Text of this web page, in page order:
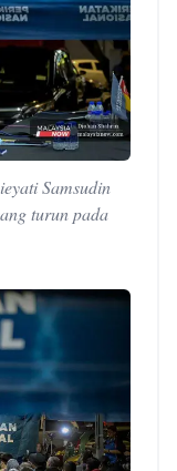
Samsudin
turun pada